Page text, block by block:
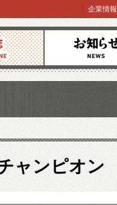
お知らせ
企業情報
ャンピオン